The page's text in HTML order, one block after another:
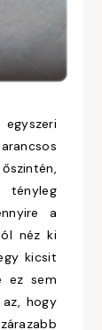
a
néz ki
kicsit
ez sem
hogy